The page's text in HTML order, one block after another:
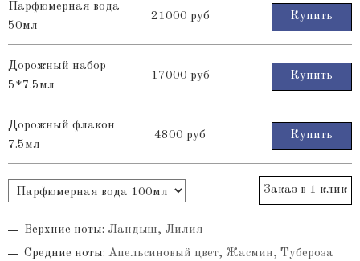
Парфюмерная вода
50мл
21000 руб Купить
Дорожный набор
5*7.5мл
17000 руб Купить
Дорожный флакон
7.5мл
4800 руб Купить
Заказ в 1 клик
Верхние ноты: Ландыш, Лилия
Средние ноты: Апельсиновый цвет, Жасмин, Тубероза